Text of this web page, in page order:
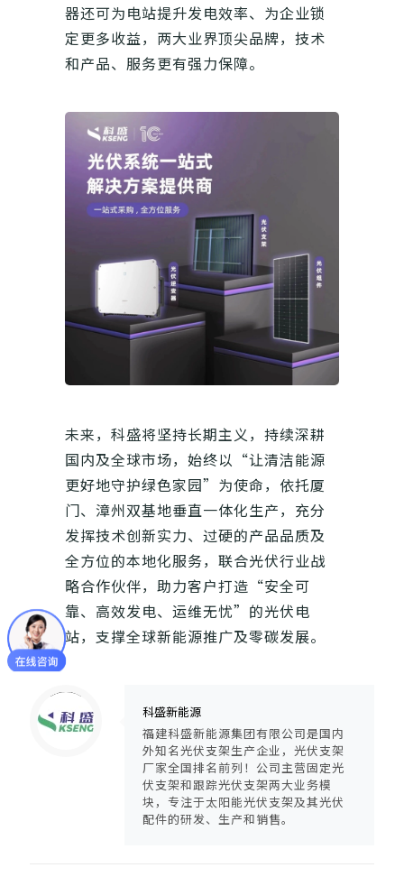
器还可为电站提升发电效率、为企业锁
定更多收益，两大业界顶尖品牌，技术
和产品、服务更有强力保障。
未来，科盛将坚持长期主义，持续深耕
国内及全球市场，始终以“让清洁能源
更好地守护绿色家园”为使命，依托厦
门、漳州双基地垂直一体化生产，充分
发挥技术创新实力、过硬的产品品质及
全方位的本地化服务，联合光伏行业战
略合作伙伴，助力客户打造“安全可
靠、高效发电、运维无忧”的光伏电
站，支撑全球新能源推广及零碳发展。
Warning
: Trying to access array offset on null in
/www/wwwroot/ksengpv/wp-content/themes/guangfuzhijia/includes/content-single.php
on line
286
科盛新能源
福建科盛新能源集团有限公司是国内
外知名光伏支架生产企业，光伏支架
厂家全国排名前列！公司主营固定光
伏支架和跟踪光伏支架两大业务模
块，专注于太阳能光伏支架及其光伏
配件的研发、生产和销售。